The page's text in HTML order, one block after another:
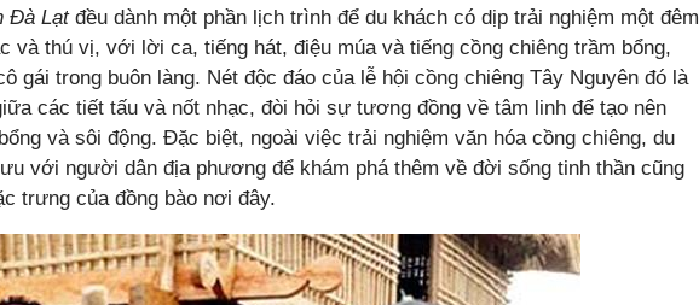
Đà Lạtđều dành một phần lịch trình để du khách có dịp trải nghiệm một đêm
và thú vị, với lời ca, tiếng hát, điệu múa và tiếng cồng chiêng trầm bổng,
gái trong buôn làng. Nét độc đáo của lễ hội cồng chiêng Tây Nguyên đó là
các tiết tấu và nốt nhạc, đòi hỏi sự tương đồng về tâm linh để tạo nên
và sôi động. Đặc biệt, ngoài việc trải nghiệm văn hóa cồng chiêng, du
với người dân địa phương để khám phá thêm về đời sống tinh thần cũng
trưng của đồng bào nơi đây.